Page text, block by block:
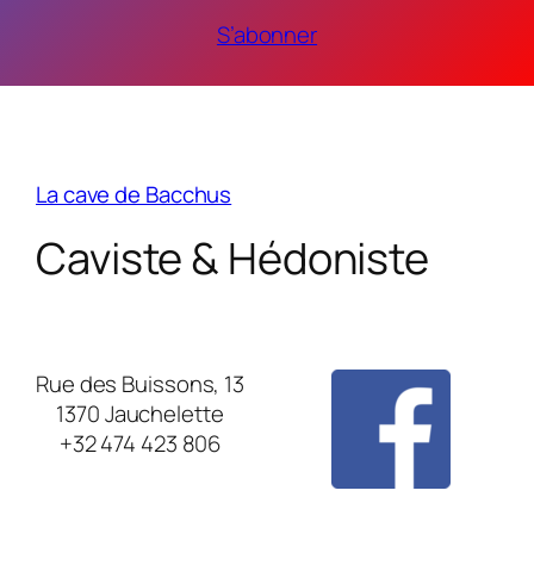
S’abonner
La cave de Bacchus
Caviste & Hédoniste
Rue des Buissons, 13
1370 Jauchelette
+32 474 423 806